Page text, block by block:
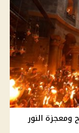
ومعجزة النور